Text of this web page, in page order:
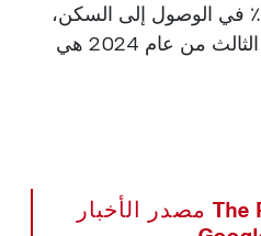
هناك تدهور بنسبة 58.33٪ في الوصول إلى السكن،
في حين أن القراءة للربع الثالث من عام 2024 هي
اجعل The Portugal News مصدر الأخبار